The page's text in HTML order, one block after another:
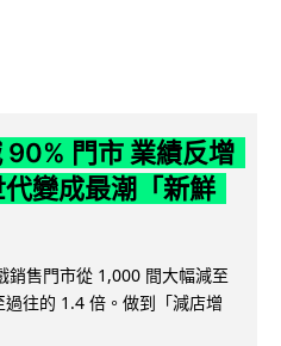
90% 門市 業績反增
變成最潮「新鮮
銷售門市從 1,000 間大幅減至
往的 1.4 倍。做到「減店增